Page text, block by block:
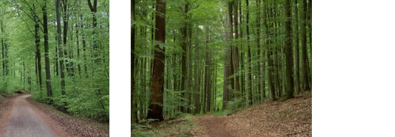
-
zielona
Lasy
Mirachowskie